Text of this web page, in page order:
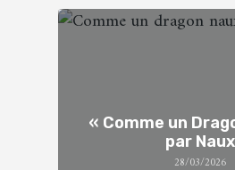
« Comme un
par Naux
28/03/2026